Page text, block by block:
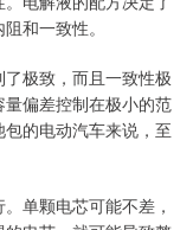
和一致性。
极致，而且一致性极
偏差控制在极小的范
的电动汽车来说，至
单颗电芯可能不差，